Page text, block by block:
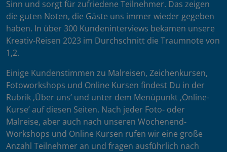
Sinn und sorgt für zufriedene Teilnehmer. Das zeigen
die guten Noten, die Gäste uns immer wieder gegeben
haben. In über 300 Kundeninterviews bekamen unsere
Kreativ-Reisen 2023 im Durchschnitt die Traumnote von
1,2.
Einige Kundenstimmen zu Malreisen, Zeichenkursen,
Fotoworkshops und Online Kursen findest Du in der
Rubrik ‚Über uns’ und unter dem Menüpunkt ‚Online-
Kurse’ auf diesen Seiten. Nach jeder Foto- oder
Malreise, aber auch nach unseren Wochenend-
Workshops und Online Kursen rufen wir eine große
Anzahl Teilnehmer an und fragen ausführlich nach